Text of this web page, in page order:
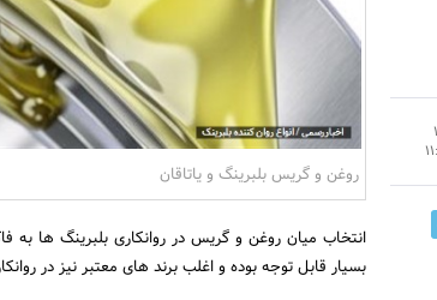
روغن و گریس بلبرینگ و یاتاقان
انتخاب میان روغن و گریس در روانکاری بلبرینگ ها به
بسیار قابل توجه بوده و اغلب برند های معتبر نیز در